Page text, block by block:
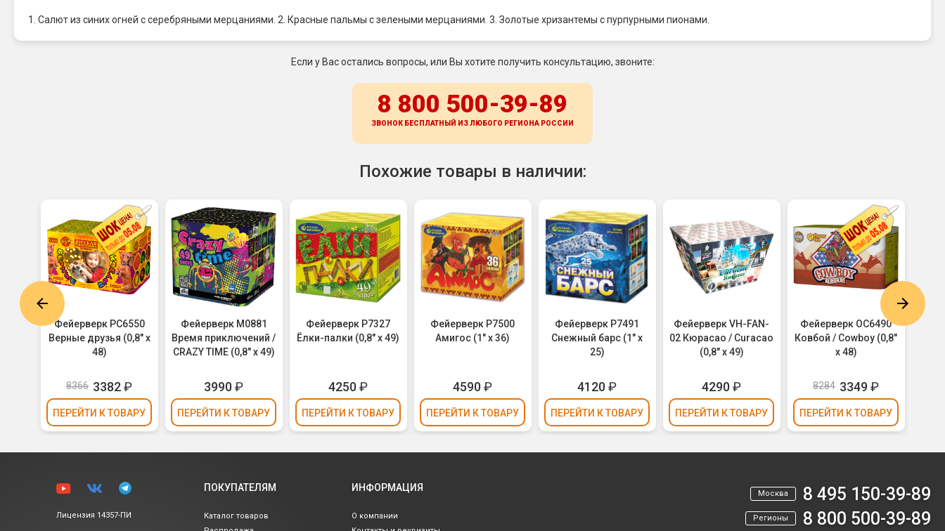
1. Салют из синих огней с серебряными мерцаниями. 2. Красные пальмы с зелеными мерцаниями. 3. Золотые хризантемы с пурпурными пионами.
Если у Вас остались вопросы, или Вы хотите получить консультацию, звоните:
8 800 500-39-89
ЗВОНОК БЕСПЛАТНЫЙ ИЗ ЛЮБОГО РЕГИОНА РОССИИ
Похожие товары в наличии:
Фейерверк РС6550
Верные друзья (0,8" х
48)
8366 3382₽
ПЕРЕЙТИ К ТОВАРУ
Фейерверк M0881
Время приключений /
CRAZY TIME (0,8" х 49)
3990₽
ПЕРЕЙТИ К ТОВАРУ
Фейерверк Р7327
Ёлки-палки (0,8" х 49)
4250₽
ПЕРЕЙТИ К ТОВАРУ
Фейерверк Р7500
Амигос (1" х 36)
4590₽
ПЕРЕЙТИ К ТОВАРУ
Фейерверк Р7491
Снежный барс (1" х
25)
4120₽
ПЕРЕЙТИ К ТОВАРУ
Фейерверк VH-FAN-
02 Кюрасао / Curacao
(0,8" х 49)
4290₽
ПЕРЕЙТИ К ТОВАРУ
Фейерверк ОС6490
Ковбой / Cowboy (0,8"
х 48)
8284 3349₽
ПЕРЕЙТИ К ТОВАРУ
Лицензия 14357-ПИ
ПОКУПАТЕЛЯМ
Каталог товаров
ИНФОРМАЦИЯ
О компании
Москва 8 495 150-39-89
Регионы 8 800 500-39-89